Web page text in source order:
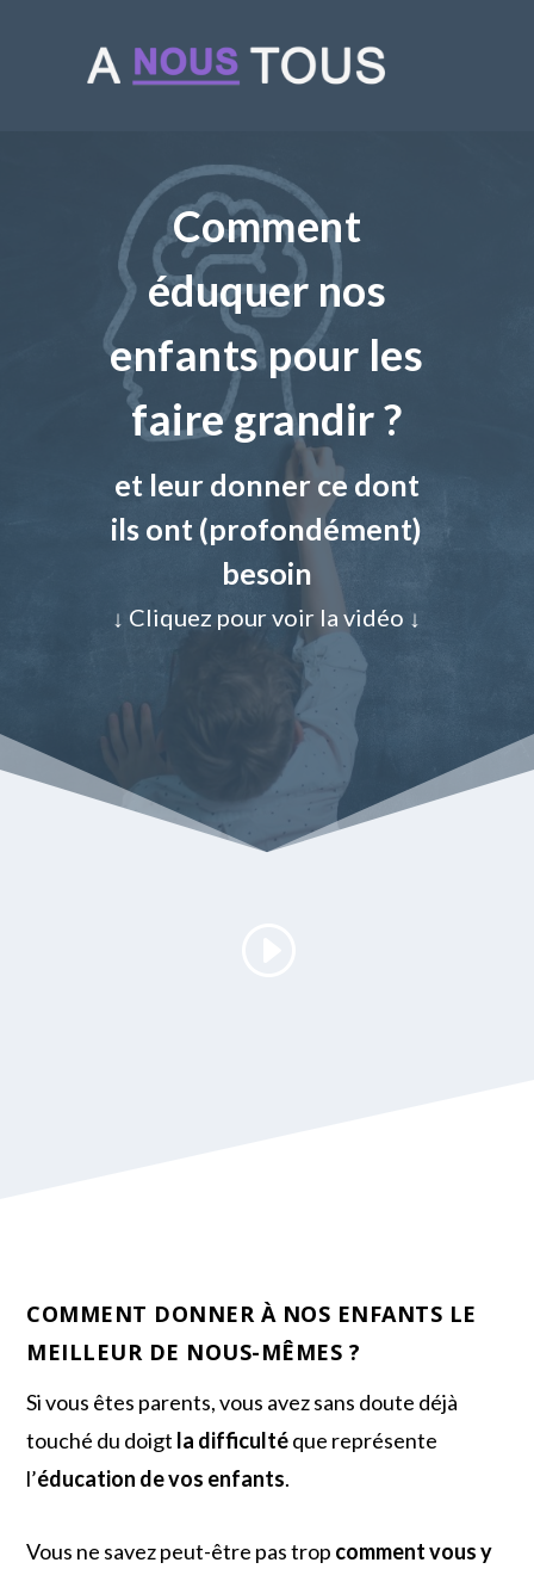
Comment
éduquer nos
enfants pour les
faire grandir ?
et leur donner ce dont
ils ont (profondément)
besoin
↓ Cliquez pour voir la vidéo ↓
COMMENT DONNER À NOS ENFANTS LE
MEILLEUR DE NOUS-MÊMES ?
Si vous êtes parents, vous avez sans doute déjà
touché du doigt la difficultéque représente
l’éducation de vos enfants.
Vous ne savez peut-être pas trop comment vous y